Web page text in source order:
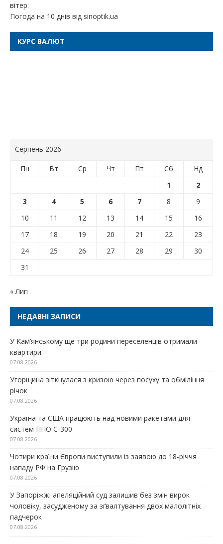
вітер:
Погода на 10 днів від sinoptik.ua
КУРС ВАЛЮТ
Серпень 2026
Пн Вт Ср Чт Пт Сб
Нд
1
2
3
4 5 6 7 8
9
10
11 12 13 14 15
16
17
18 19 20 21 22
23
24
25 26 27 28 29
30
31
« Лип
НЕДАВНІ ЗАПИСИ
У Кам’янському ще три родини переселенців отримали
квартири
07.08.2026
Угорщина зіткнулася з кризою через посуху та обміління
річок
07.08.2026
Україна та США працюють над новими ракетами для
систем ППО С-300
07.08.2026
Чотири країни Європи виступили із заявою до 18-річчя
нападу РФ на Грузію
07.08.2026
У Запоріжжі апеляційний суд залишив без змін вирок
чоловіку, засудженому за зґвалтування двох малолітніх
падчерок
07.08.2026